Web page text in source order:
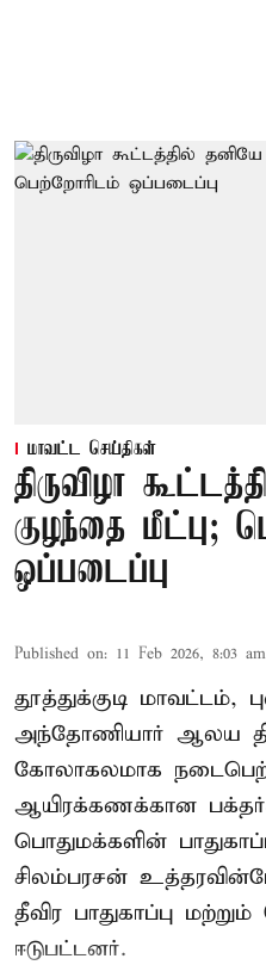
மாவட்ட செய்திகள்
திருவிழா
குழந்தை மீட்பு;
ஒப்படைப்பு
Published on: 11 Feb 2026, 8:03 am
தூத்துக்குடி மாவட்டம்,
அந்தோணியார் ஆலய
கோலாகலமாக
ஆயிரக்கணக்கான
பொதுமக்களின்
சிலம்பரசன்
தீவிர பாதுகாப்பு
ஈடுபட்டனர்.